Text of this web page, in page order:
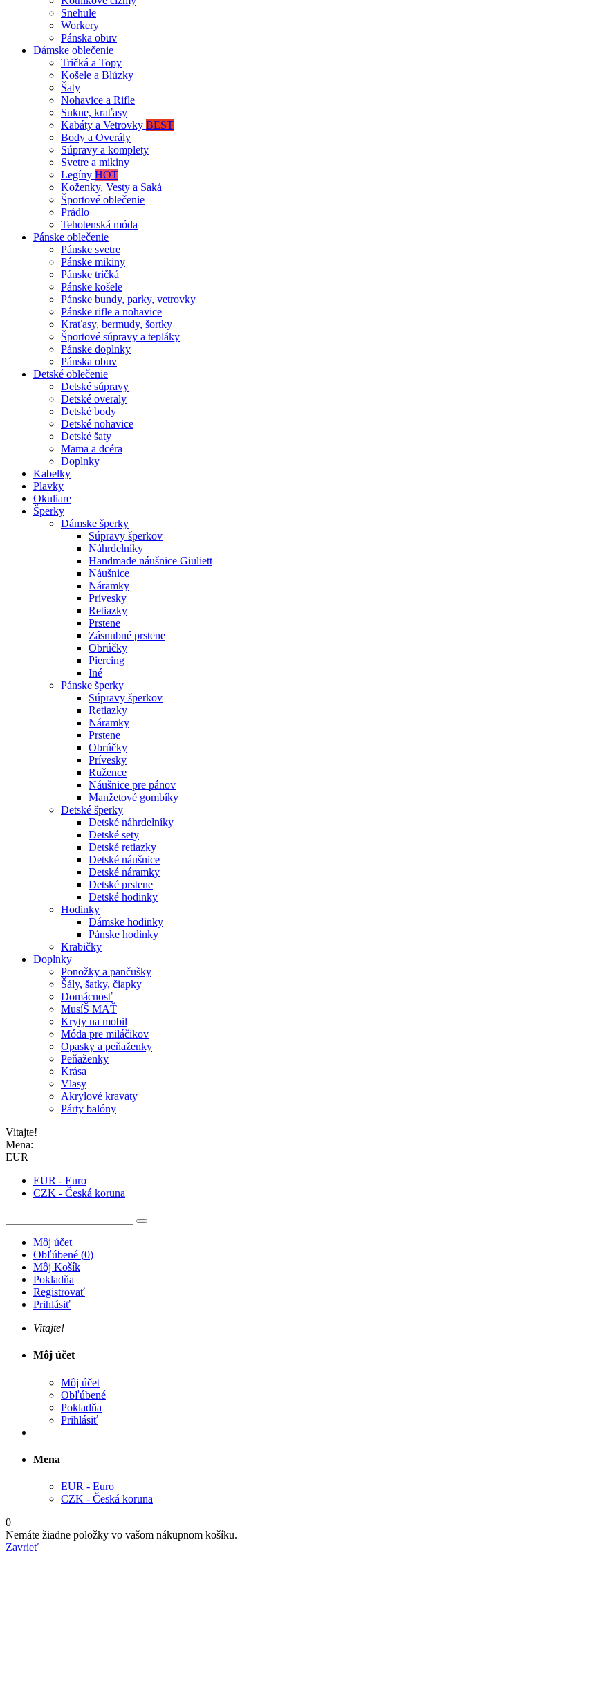
Snehule
Workery
Pánska obuv
Dámske oblečenie
Tričká a Topy
Košele a Blúzky
Šaty
Nohavice a Rifle
Sukne, kraťasy
Kabáty a Vetrovky BEST
Body a Overály
Súpravy a komplety
Svetre a mikiny
Legíny HOT
Koženky, Vesty a Saká
Športové oblečenie
Prádlo
Tehotenská móda
Pánske oblečenie
Pánske svetre
Pánske mikiny
Pánske tričká
Pánske košele
Pánske bundy, parky, vetrovky
Pánske rifle a nohavice
Kraťasy, bermudy, šortky
Športové súpravy a tepláky
Pánske doplnky
Pánska obuv
Detské oblečenie
Detské súpravy
Detské overaly
Detské body
Detské nohavice
Detské šaty
Mama a dcéra
Doplnky
Kabelky
Plavky
Okuliare
Šperky
Dámske šperky
Súpravy šperkov
Náhrdelníky
Handmade náušnice Giuliett
Náušnice
Náramky
Prívesky
Retiazky
Prstene
Zásnubné prstene
Obrúčky
Piercing
Iné
Pánske šperky
Súpravy šperkov
Retiazky
Náramky
Prstene
Obrúčky
Prívesky
Ružence
Náušnice pre pánov
Manžetové gombíky
Detské šperky
Detské náhrdelníky
Detské sety
Detské retiazky
Detské náušnice
Detské náramky
Detské prstene
Detské hodinky
Hodinky
Dámske hodinky
Pánske hodinky
Krabičky
Doplnky
Ponožky a pančušky
Šály, šatky, čiapky
Domácnosť
MusíŠ MAŤ
Kryty na mobil
Móda pre miláčikov
Opasky a peňaženky
Peňaženky
Krása
Vlasy
Akrylové kravaty
Párty balóny
Vitajte!
Mena:
EUR
EUR - Euro
CZK - Česká koruna
Môj účet
Obľúbené (0)
Môj Košík
Pokladňa
Registrovať
Prihlásiť
Vitajte!
Môj účet
Môj účet
Obľúbené
Pokladňa
Prihlásiť
Mena
EUR - Euro
CZK - Česká koruna
0
Nemáte žiadne položky vo vašom nákupnom košíku.
Zavrieť